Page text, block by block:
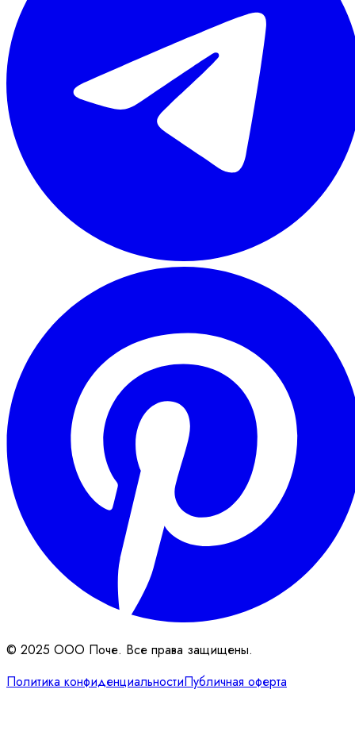
© 2025 ООО Поче. Все права защищены.
Политика конфиденциальностиПубличная оферта